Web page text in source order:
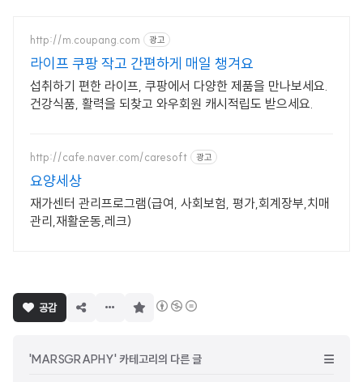
http://m.coupang.com 광고
라이프 쿠팡 작고 간편하게 매일 챙겨요
섭취하기 편한 라이프, 쿠팡에서 다양한 제품을 만나보세요.
건강식품, 활력을 되찾고 와우회원 캐시적립도 받으세요.
http://cafe.naver.com/caresoft 광고
요양세상
재가센터 관리프로그램(급여, 사회보험, 평가,회계장부,치매
관리,재활운동,레크)
공감
'MARSGRAPHY' 카테고리의 다른 글